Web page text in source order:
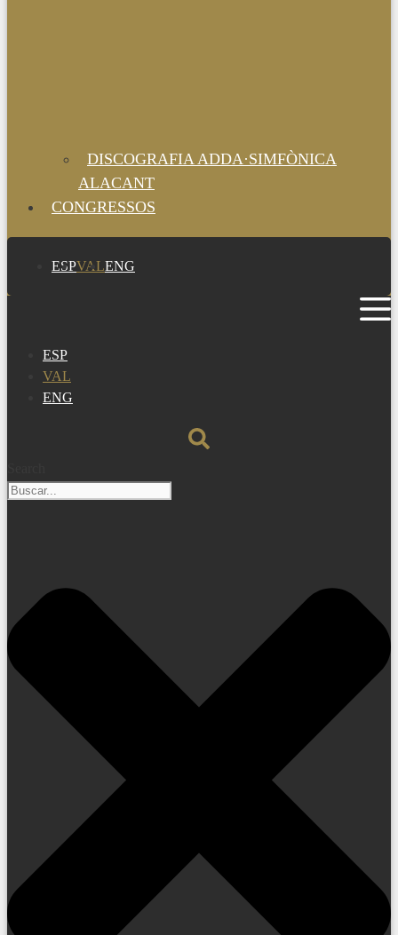
DISCOGRAFIA ADDA·SIMFÒNICA
ALACANT
CONGRESSOS
ESPVALENG
ESP
VAL
ENG